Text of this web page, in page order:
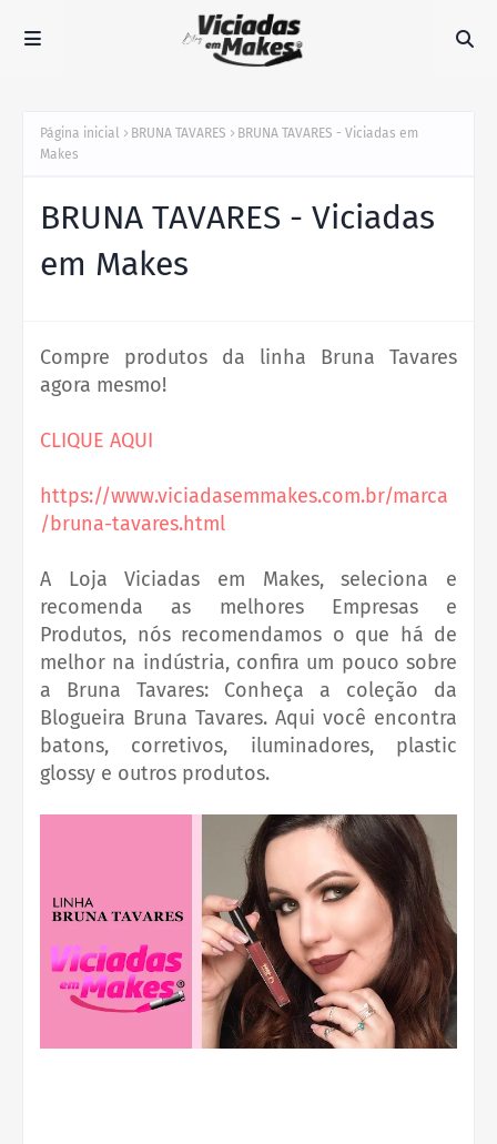
Página inicial BRUNA TAVARES
BRUNA TAVARES - Viciadas em
Makes
BRUNA TAVARES - Viciadas
em Makes
Compre produtos da linha Bruna Tavares
agora mesmo!
CLIQUE AQUI
https://www.viciadasemmakes.com.br/marca
/bruna-tavares.html
A Loja Viciadas em Makes, seleciona e
recomenda as melhores Empresas e
Produtos, nós recomendamos o que há de
melhor na indústria, confira um pouco sobre
a Bruna Tavares: Conheça a coleção da
Blogueira Bruna Tavares. Aqui você encontra
batons, corretivos, iluminadores, plastic
glossy e outros produtos.